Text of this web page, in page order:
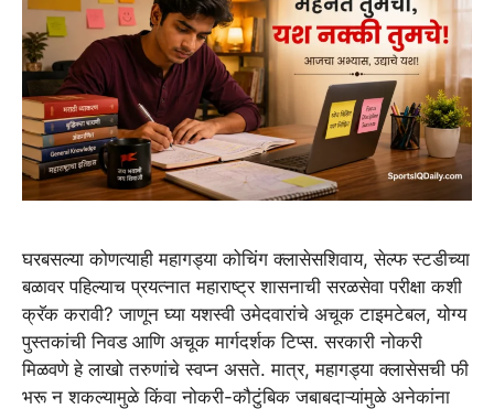
घरबसल्या कोणत्याही महागड्या कोचिंग क्लासेसशिवाय, सेल्फ स्टडीच्या
बळावर पहिल्याच प्रयत्नात महाराष्ट्र शासनाची सरळसेवा परीक्षा कशी
क्रॅक करावी? जाणून घ्या यशस्वी उमेदवारांचे अचूक टाइमटेबल, योग्य
पुस्तकांची निवड आणि अचूक मार्गदर्शक टिप्स. सरकारी नोकरी
मिळवणे हे लाखो तरुणांचे स्वप्न असते. मात्र, महागड्या क्लासेसची फी
भरू न शकल्यामुळे किंवा नोकरी-कौटुंबिक जबाबदाऱ्यांमुळे अनेकांना